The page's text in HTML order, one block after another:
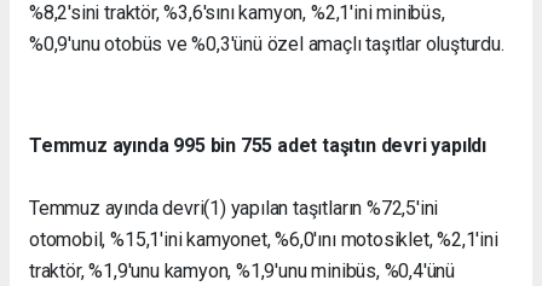
%8,2'sini traktör, %3,6'sını kamyon, %2,1'ini minibüs,
%0,9'unu otobüs ve %0,3'ünü özel amaçlı taşıtlar oluşturdu.
Temmuz ayında 995 bin 755 adet taşıtın devri yapıldı
Temmuz ayında devri(1) yapılan taşıtların %72,5'ini
otomobil, %15,1'ini kamyonet, %6,0'ını motosiklet, %2,1'ini
traktör, %1,9'unu kamyon, %1,9'unu minibüs, %0,4'ünü